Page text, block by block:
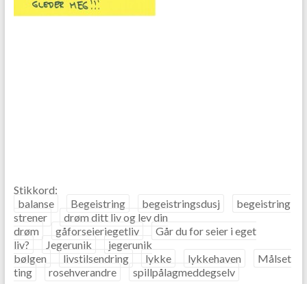
Stikkord:
balanse
Begeistring begeistringsdusj
begeistring
strener
drøm ditt liv og lev din
drøm
gåforseieriegetliv
Går du for seier i eget
liv?
Jegerunik
jegerunik
bølgen
livstilsendring lykke lykkehaven
Målset
ting
rosehverandre spillpålagmeddegselv